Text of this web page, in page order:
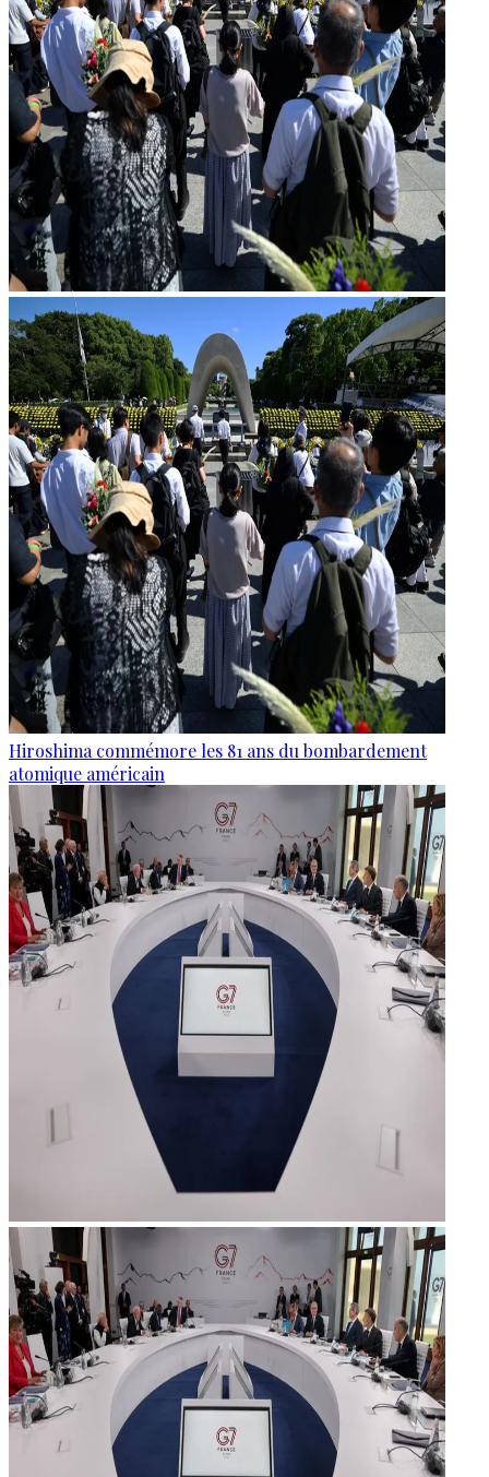
Hiroshima commémore les 81 ans du bombardement
atomique américain